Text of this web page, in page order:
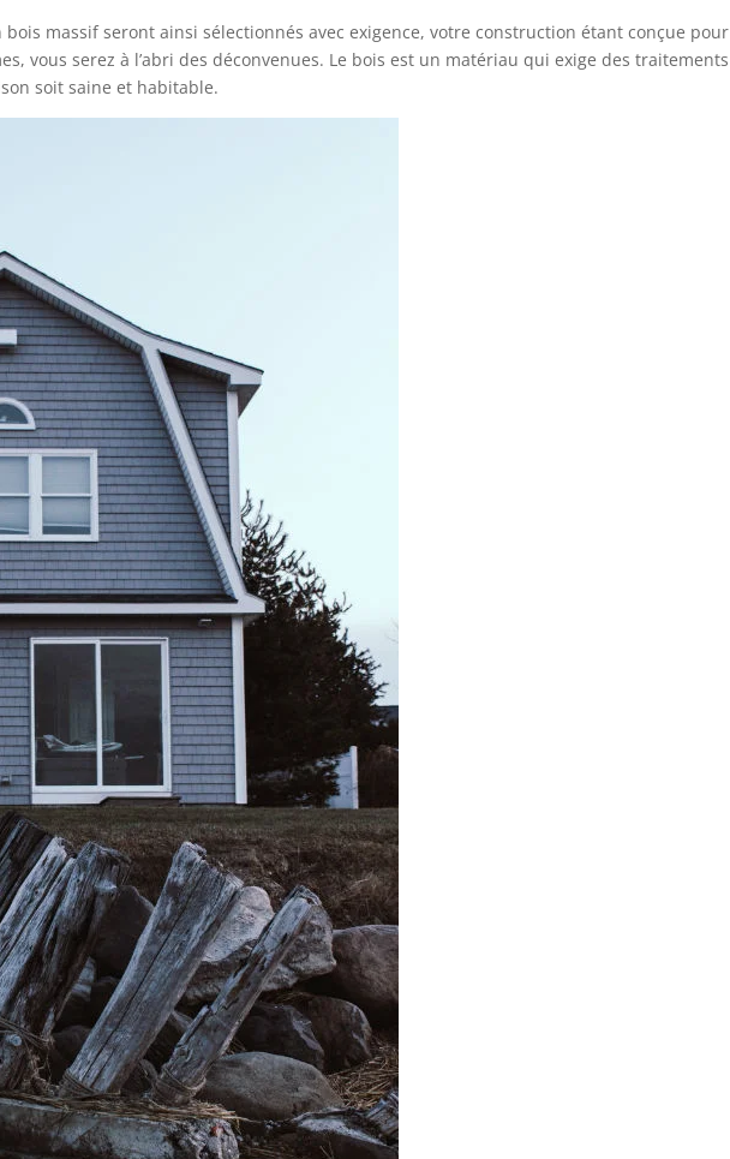
massif seront ainsi sélectionnés avec exigence, votre construction étant conçue
vous serez à l’abri des déconvenues. Le bois est un matériau qui exige des
soit saine et habitable.